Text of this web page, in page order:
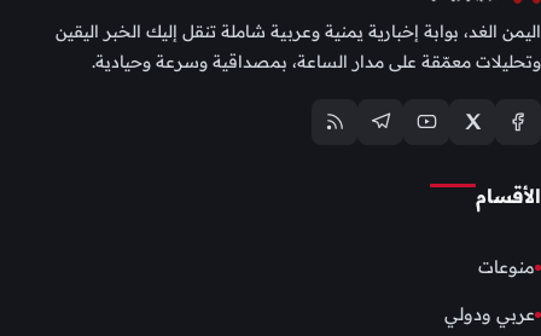
اليمن الغد، بوابة إخبارية يمنية وعربية شاملة تنقل إليك الخبر اليقين
وتحليلات معمّقة على مدار الساعة، بمصداقية وسرعة وحيادية.
الأقسام
منوعات
عربي ودولي